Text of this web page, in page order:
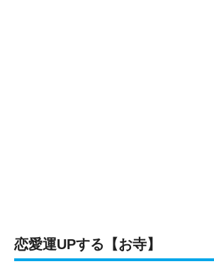
恋愛運UPする【お寺】